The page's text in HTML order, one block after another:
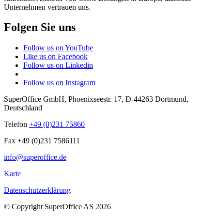
Unternehmen vertrauen uns.
Folgen Sie uns
Follow us on YouTube
Like us on Facebook
Follow us on Linkedin
Follow us on Instagram
SuperOffice GmbH, Phoenixseestr. 17, D-44263 Dortmund,
Deutschland
Telefon +49 (0)231 75860
Fax +49 (0)231 7586111
info@superoffice.de
Karte
Datenschutzerklärung
© Copyright SuperOffice AS 2026